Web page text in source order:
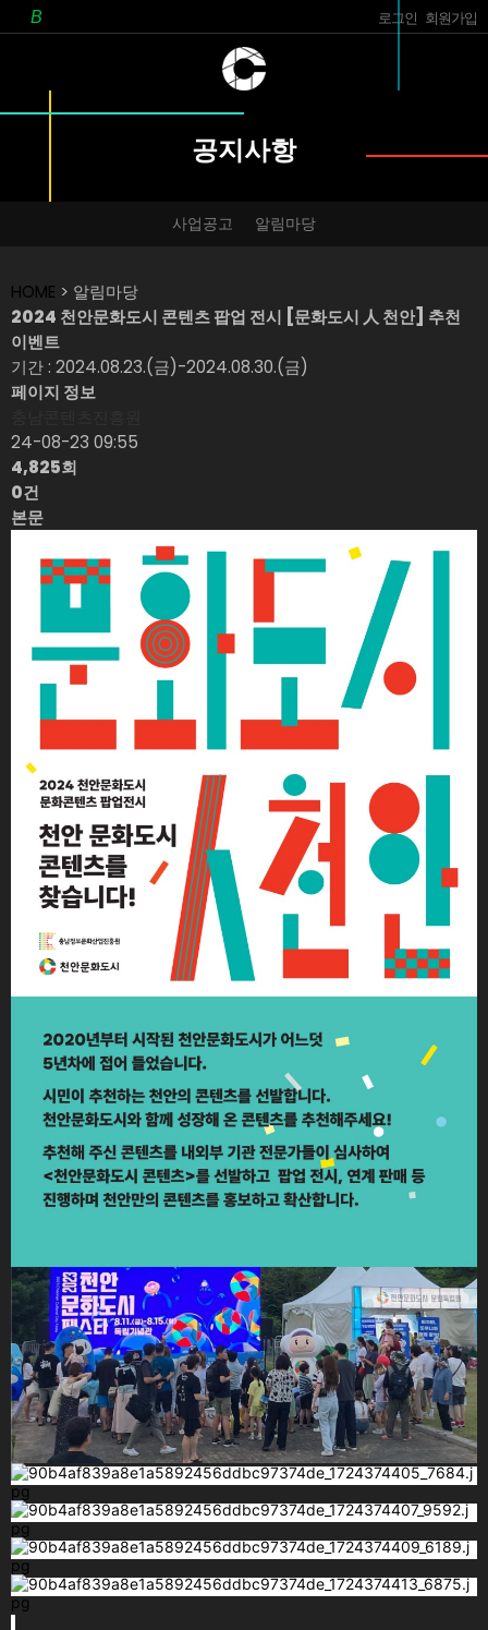
로그인 회원가입
공지사항
사업공고 알림마당
HOME > 알림마당
2024 천안문화도시 콘텐츠 팝업 전시 [문화도시 人 천안] 추천
이벤트
기간 : 2024.08.23.(금)-2024.08.30.(금)
페이지 정보
24-08-23 09:55
4,825회
0건
본문